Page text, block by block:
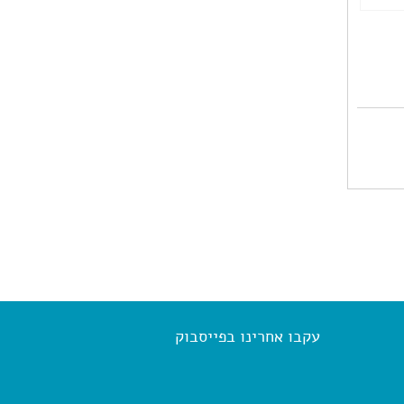
עקבו אחרינו בפייסבוק